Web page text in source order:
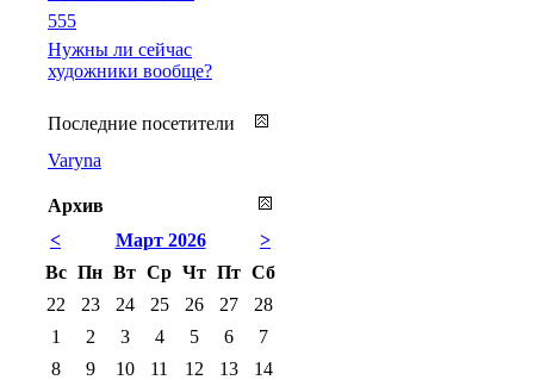
555
Нужны ли сейчас
художники вообще?
Последние посетители
Varyna
Архив
<
>
Март 2026
Вс Пн Вт Ср Чт Пт Сб
22
23 24 25 26 27
28
1
2 3 4 5 6
7
8
9 10 11 12 13
14